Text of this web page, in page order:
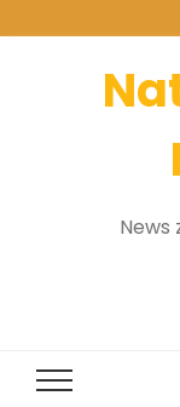
News